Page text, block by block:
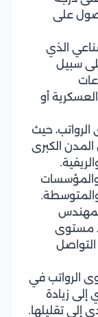
على
الذي
سبيل
أو
حيث
الكبرى
والمؤسسات
والمتوسطة.
مستوى
التواصل
الرواتب في
إلى زيادة
إلى تقليلها.